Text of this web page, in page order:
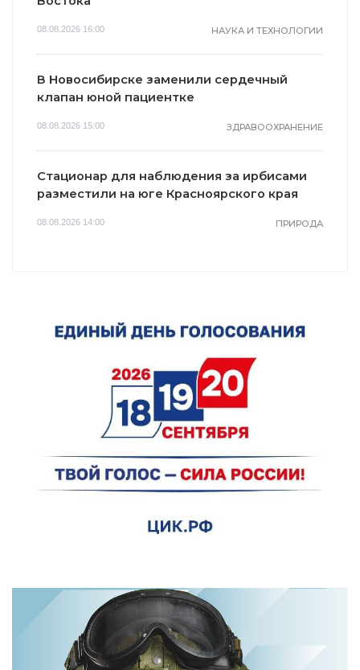
08.08.2026 16:00 НАУКА И ТЕХНОЛОГИИ
В Новосибирске заменили сердечный
клапан юной пациентке
08.08.2026 15:00 ЗДРАВООХРАНЕНИЕ
Стационар для наблюдения за ирбисами
разместили на юге Красноярского края
08.08.2026 14:00 ПРИРОДА